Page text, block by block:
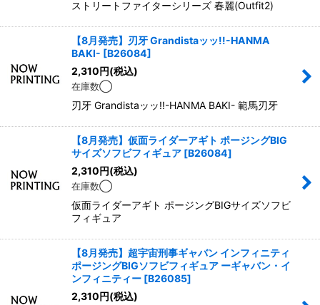
ストリートファイターシリーズ 春麗(Outfit2)
【8月発売】刃牙 Grandistaッッ!!-HANMA
BAKI- [B26084]
2,310円(税込)
在庫数◯
刃牙 Grandistaッッ!!-HANMA BAKI- 範馬刃牙
【8月発売】仮面ライダーアギト ポージングBIG
サイズソフビフィギュア [B26084]
2,310円(税込)
在庫数◯
仮面ライダーアギト ポージングBIGサイズソフビ
フィギュア
【8月発売】超宇宙刑事ギャバン インフィニティ
ポージングBIGソフビフィギュア ーギャバン・イ
ンフィニティー [B26085]
2,310円(税込)